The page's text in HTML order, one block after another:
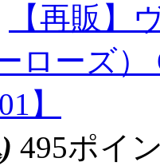
【再販】
ローズ
】
495ポイ